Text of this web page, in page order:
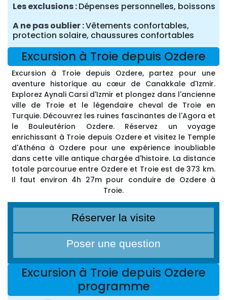
Les exclusions Dépenses personnelles, boissons
A ne pas oublier Vêtements confortables,
protection solaire, chaussures confortables
Excursion à Troie depuis Ozdere
Excursion à Troie depuis Ozdere, partez pour une
aventure historique au cœur de Canakkale d'Izmir.
Explorez Aynali Carsi d'Izmir et plongez dans l'ancienne
ville de Troie et le légendaire cheval de Troie en
Turquie. Découvrez les ruines fascinantes de l'Agora et
le Bouleutérion Ozdere. Réservez un voyage
enrichissant à Troie depuis Ozdere et visitez le Temple
d'Athéna à Ozdere pour une expérience inoubliable
dans cette ville antique chargée d'histoire. La distance
totale parcourue entre Ozdere et Troie est de 373 km.
Il faut environ 4h 27m pour conduire de Ozdere à
Troie.
Réserver la visite
Poser une question
Excursion à Troie depuis Ozdere
programme